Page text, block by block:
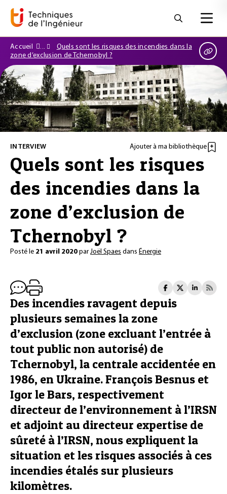
Accueil
Quels sont les risques des incendies dans la
zone d’exclusion de Tchernobyl ?
INTERVIEW Ajouter à ma bibliothèque
Quels sont les risques
des incendies dans la
zone d’exclusion de
Tchernobyl ?
Posté le 21 avril 2020 parJoël Spaes dans Énergie
Des incendies ravagent depuis
plusieurs semaines la zone
d’exclusion (zone excluant l’entrée à
tout public non autorisé) de
Tchernobyl, la centrale accidentée en
1986, en Ukraine. François Besnus et
Igor le Bars, respectivement
directeur de l’environnement à l’IRSN
et adjoint au directeur expertise de
sûreté à l’IRSN, nous expliquent la
situation et les risques associés à ces
incendies étalés sur plusieurs
kilomètres.